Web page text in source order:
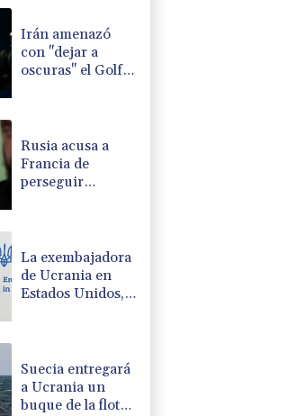
Irán amenazó
con "dejar a
oscuras" el Golfo
Rusia acusa a
Francia de
perseguir
La exembajadora
de Ucrania en
Estados Unidos,
Suecia entregará
a Ucrania un
buque de la flota